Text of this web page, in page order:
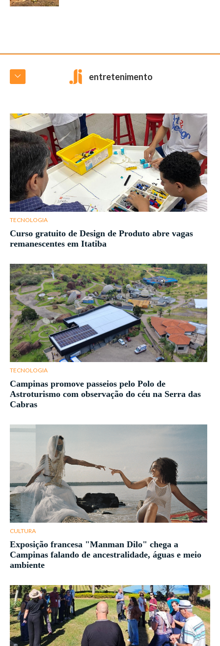
entretenimento
TECNOLOGIA
Curso gratuito de Design de Produto abre vagas
remanescentes em Itatiba
TECNOLOGIA
Campinas promove passeios pelo Polo de
Astroturismo com observação do céu na Serra das
Cabras
CULTURA
Exposição francesa "Manman Dilo" chega a
Campinas falando de ancestralidade, águas e meio
ambiente